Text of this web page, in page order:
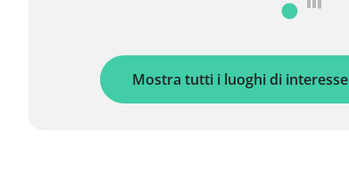
Mostra tutti i luoghi di interesse